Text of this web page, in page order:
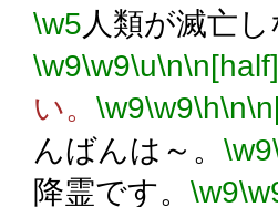
\w5人類が滅亡
\w9\w9\u\n\n[half]
い。 \w9\w9\h\n
んばんは～。 \w9
降霊です。 \w9